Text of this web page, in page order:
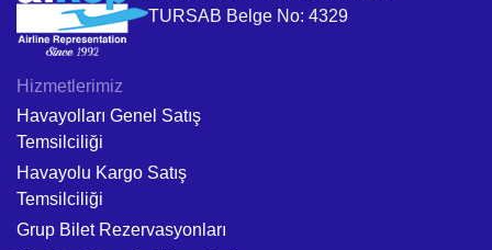
TURSAB Belge No: 4329
Hizmetlerimiz
Havayolları Genel Satış
Temsilciliği
Havayolu Kargo Satış
Temsilciliği
Grup Bilet Rezervasyonları